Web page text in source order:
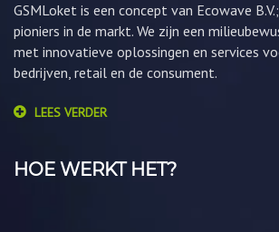
GSMLoket is een concept van Ecowave
pioniers in de markt. We zijn een
met innovatieve oplossingen en services
bedrijven, retail en de consument.
LEES VERDER
HOE WERKT HET?